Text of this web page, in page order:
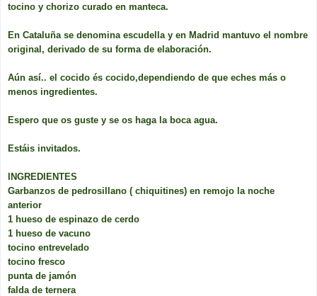
tocino y chorizo curado en manteca.
En Cataluña se denomina escudella y en Madrid mantuvo el nombre
original, derivado de su forma de elaboración.
Aún así.. el cocido és cocido,dependiendo de que eches más o
menos ingredientes.
Espero que os guste y se os haga la boca agua.
Estáis invitados.
INGREDIENTES
Garbanzos de pedrosillano ( chiquitines) en remojo la noche
anterior
1 hueso de espinazo de cerdo
1 hueso de vacuno
tocino entrevelado
tocino fresco
punta de jamón
falda de ternera